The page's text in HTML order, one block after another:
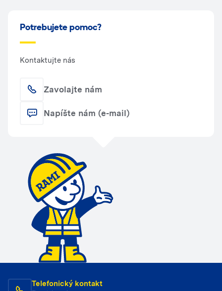
Potrebujete pomoc?
Kontaktujte nás
Zavolajte nám
Napíšte nám (e-mail)
Telefonický kontakt